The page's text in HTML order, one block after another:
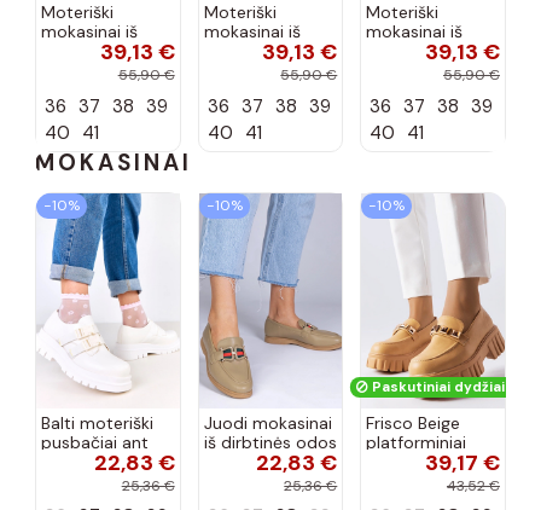
Moteriški
mokasinai iš
dirbtinės
zomšos, rudos
39,13 €
55,90 €
36 37 38 39
40 41
Moteriški
mokasinai iš
dirbtinės
zomšos, molio
39,13 €
55,90 €
36 37 38 39
40 41
Moteriški
mokasinai iš
dirbtinės
zomšos, smėlio
39,13 €
55,90 €
36 37 38 39
40 41
MOKASINAI
−10%
Balti moteriški
pusbačiai ant
platformos22,83 €
25,36 €
−10%
Juodi mokasinai
iš dirbtinės odos
su papuošimu,
22,83 €
25,36 €
−10%
Paskutiniai dydžiai!
Frisco Beige
platforminiai
loaferiai39,17 €
43,52 €